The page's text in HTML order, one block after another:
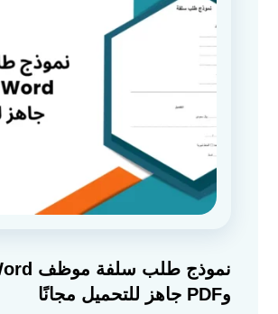
وPDF جاهز للتحميل مجانًا